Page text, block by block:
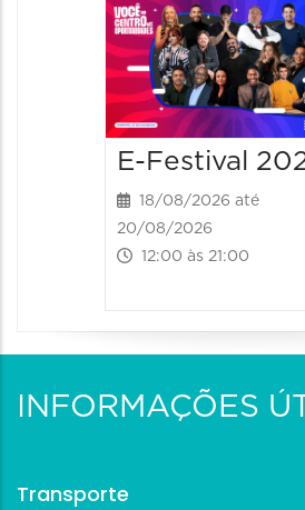
E-Festival
18/08/2026 até
20/08/2026
12:00 às 21:00
INFORMAÇÕES
Transporte